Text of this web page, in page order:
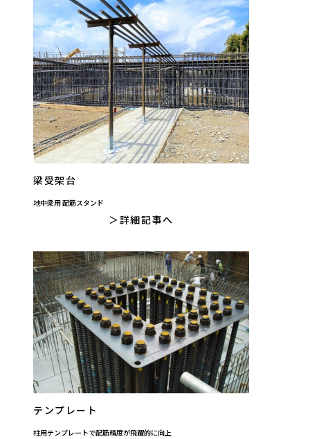
梁受架台
地中梁用 配筋スタンド
詳細記事へ
テンプレート
柱用テンプレートで配筋精度が飛躍的に向上